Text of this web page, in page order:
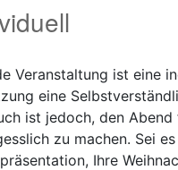
Veranstaltung ist eine
eine
ist jedoch, den Abend
zu machen. Sei
Ihre